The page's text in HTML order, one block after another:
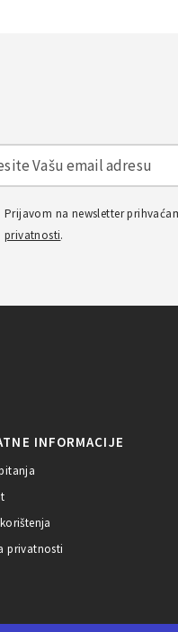
Prijavom na newsletter
privatnosti.
INFORMACIJE
privatnosti